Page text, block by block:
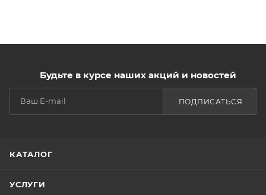
Будьте в курсе наших акций и новостей
ПОДПИСАТЬСЯ
КАТАЛОГ
УСЛУГИ